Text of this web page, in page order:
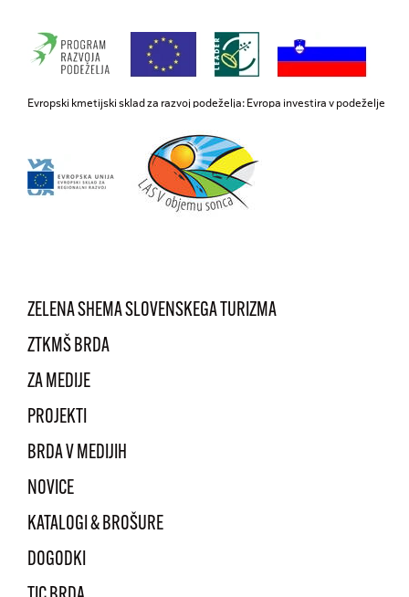
Evropski kmetijski sklad za razvoj podeželja: Evropa investira v podeželje
ZELENA SHEMA SLOVENSKEGA TURIZMA
ZTKMŠ BRDA
ZA MEDIJE
PROJEKTI
BRDA V MEDIJIH
NOVICE
KATALOGI & BROŠURE
DOGODKI